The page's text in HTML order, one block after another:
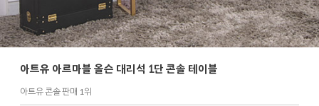
아트유 아르마블 올슨 대리석 1단 콘솔 테이블
아트유 콘솔 판매 1위